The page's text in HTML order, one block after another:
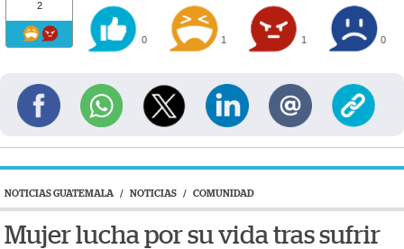
2
0 1 1 0
NOTICIAS GUATEMALA / NOTICIAS / COMUNIDAD
Mujer lucha por su vida tras sufrir